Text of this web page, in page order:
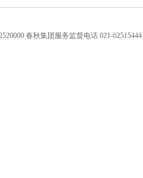
春秋集团服务监督电话 021-62515444